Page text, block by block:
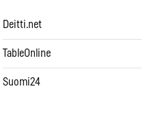
Deitti.net
TableOnline
Suomi24